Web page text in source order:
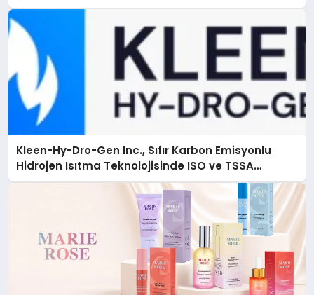
Kleen-Hy-Dro-Gen Inc., Sıfır Karbon Emisyonlu
Hidrojen Isıtma Teknolojisinde ISO ve TSSA
Düzenleyici Onaylarını Aldı